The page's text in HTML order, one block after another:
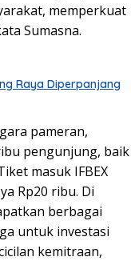
memperkuat
Sumasna.
Raya Diperpanjang
pameran,
pengunjung, baik
masuk IFBEX
Rp20 ribu. Di
berbagai
untuk investasi
kemitraan,